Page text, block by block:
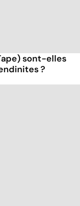
sont-elles
?